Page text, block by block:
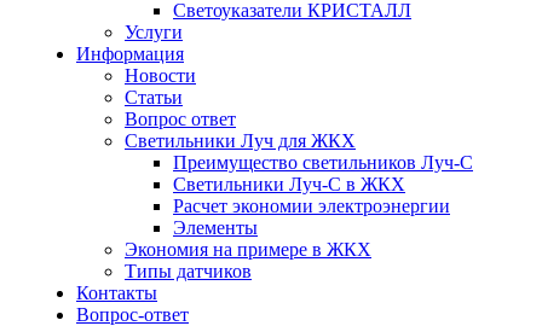
Светоуказатели КРИСТАЛЛ
Услуги
Информация
Новости
Статьи
Вопрос ответ
Светильники Луч для ЖКХ
Преимущество светильников Луч-С
Светильники Луч-С в ЖКХ
Расчет экономии электроэнергии
Элементы
Экономия на примере в ЖКХ
Типы датчиков
Контакты
Вопрос-ответ